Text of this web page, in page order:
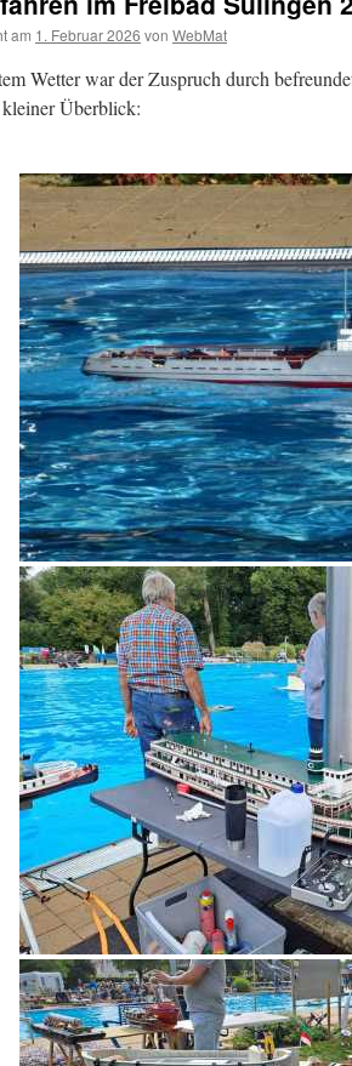
am 1. Februar 2026 von WebMat
Wetter war der Zuspruch durch
Überblick: